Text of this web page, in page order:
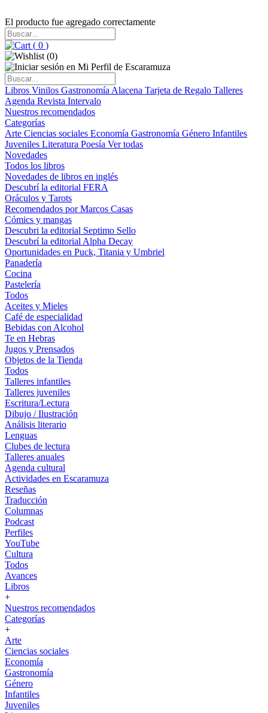
El producto fue agregado correctamente
( 0 )
(0)
Libros Vinilos Gastronomía Alacena Tarjeta de Regalo Talleres
Agenda Revista Intervalo
Nuestros recomendados
Categorías
Arte Ciencias sociales Economía Gastronomía Género Infantiles
Juveniles Literatura Poesía Ver todas
Novedades
Todos los libros
Novedades de libros en inglés
Descubrí la editorial FERA
Oráculos y Tarots
Recomendados por Marcos Casas
Cómics y mangas
Descubri la editorial Septimo Sello
Descubrí la editorial Alpha Decay
Oportunidades en Puck, Titania y Umbriel
Panadería
Cocina
Pastelería
Todos
Aceites y Mieles
Café de especialidad
Bebidas con Alcohol
Te en Hebras
Jugos y Prensados
Objetos de la Tienda
Todos
Talleres infantiles
Talleres juveniles
Escritura/Lectura
Dibujo / Ilustración
Análisis literario
Lenguas
Clubes de lectura
Talleres anuales
Agenda cultural
Actividades en Escaramuza
Reseñas
Traducción
Columnas
Podcast
Perfiles
YouTube
Cultura
Todos
Avances
Libros
+
Nuestros recomendados
Categorías
+
Arte
Ciencias sociales
Economía
Gastronomía
Género
Infantiles
Juveniles